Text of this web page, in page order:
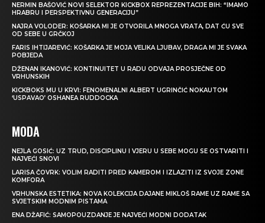
NERMIN BAŠOVIĆ NOVI SELEKTOR KICKBOX REPREZENTACIJE BIH: “IMAMO
HRABRU I PERSPEKTIVNU GENERACIJU”
NAJRA VOLODER: KOŠARKA MI JE OTVORILA MNOGA VRATA, DAT ĆU SVE
OD SEBE U GRČKOJ
FARIS IHTIJAREVIĆ: KOŠARKA JE MOJA VELIKA LJUBAV, DRAGA MI JE SVAKA
POBJEDA
DŽENAN IKANOVIĆ: KONTINUITET U RADU ODVAJA PROSJEČNE OD
VRHUNSKIH
KICKBOKS MU U KRVI: FENOMENALNI ALBERT UGRINČIĆ NOKAUTOM
‘USPAVAO’ OSHANEA RUDDOCKA
MODA
NEJLA GOSIĆ: UZ TRUD, DISCIPLINU I VJERU U SEBE MOGU SE OSTVARITI I
NAJVEĆI SNOVI
LARISA ČOVRK: VOLIM RADITI PRED KAMEROM I IZLAZITI IZ SVOJE ZONE
KOMFORA
VRHUNSKA ESTETIKA: NOVA KOLEKCIJA DAJANE MIKLOŠ RAME UZ RAME SA
SVJETSKIM MODNIM PISTAMA
ENA DŽAFIĆ: SAMOPOUZDANJE JE NAJVEĆI MODNI DODATAK